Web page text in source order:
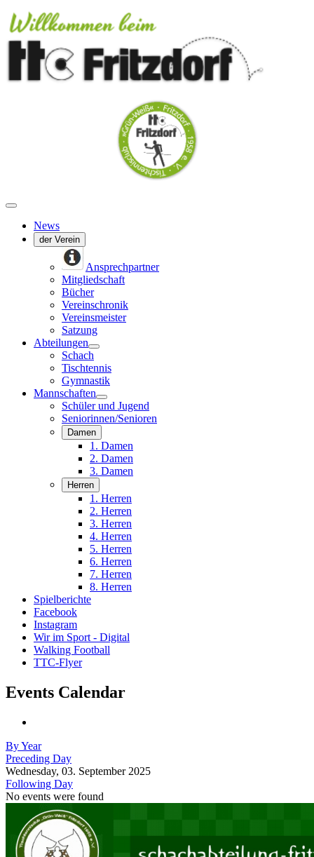
News
der Verein
Ansprechpartner
Mitgliedschaft
Bücher
Vereinschronik
Vereinsmeister
Satzung
Abteilungen
Schach
Tischtennis
Gymnastik
Mannschaften
Schüler und Jugend
Seniorinnen/Senioren
Damen
1. Damen
2. Damen
3. Damen
Herren
1. Herren
2. Herren
3. Herren
4. Herren
5. Herren
6. Herren
7. Herren
8. Herren
Spielberichte
Facebook
Instagram
Wir im Sport - Digital
Walking Football
TTC-Flyer
Events Calendar
By Year
Preceding Day
Wednesday, 03. September 2025
Following Day
No events were found